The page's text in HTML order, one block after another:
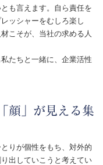
も言えます。自ら責任を
ッシャーをむしろ楽し
こそが、当社の求める人
たちと一緒に、企業活性
顔」が見える集
りが個性をもち、対外的
出していこうと考えてい